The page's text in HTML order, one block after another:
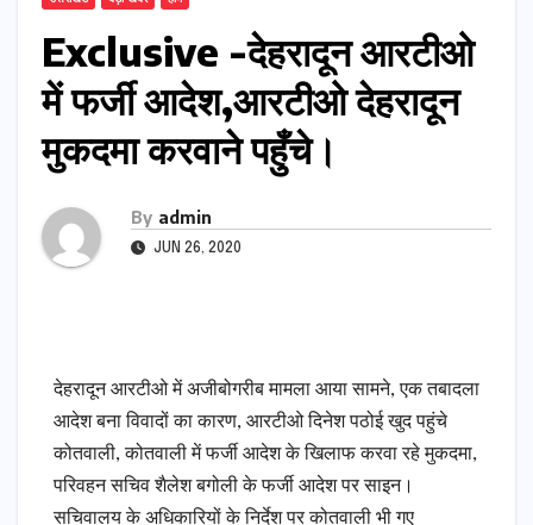
Exclusive -देहरादून आरटीओ
में फर्जी आदेश,आरटीओ देहरादून
मुकदमा करवाने पहुँचे।
By admin
JUN 26, 2020
देहरादून आरटीओ में अजीबोगरीब मामला आया सामने, एक तबादला
आदेश बना विवादों का कारण, आरटीओ दिनेश पठोई खुद पहुंचे
कोतवाली, कोतवाली में फर्जी आदेश के खिलाफ करवा रहे मुकदमा,
परिवहन सचिव शैलेश बगोली के फर्जी आदेश पर साइन।
सचिवालय के अधिकारियों के निर्देश पर कोतवाली भी गए